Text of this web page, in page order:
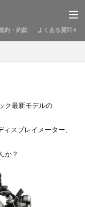
約・約款 よくある質問
ク最新モデルの
スプレイメーター、
か？